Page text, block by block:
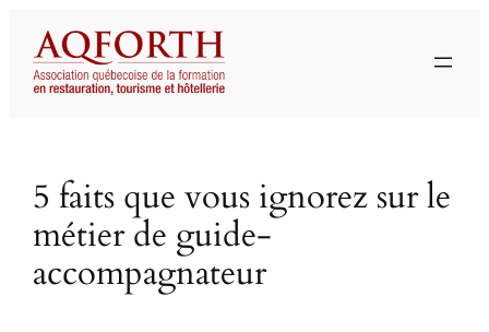
contenu
5 faits que vous ignorez sur le
métier de guide-
accompagnateur